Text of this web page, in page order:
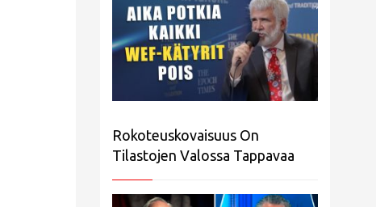
Rokoteuskovaisuus On
Tilastojen Valossa Tappavaa